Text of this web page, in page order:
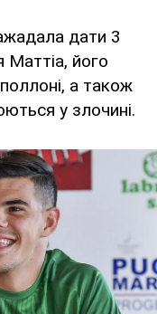
дати 3
Маттіа, його
а також
у злочині.